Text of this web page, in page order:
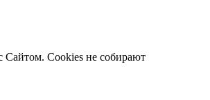
Сайтом. Cookies не собирают